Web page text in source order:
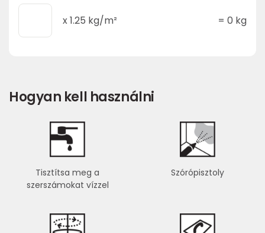
x1.25 kg/m² = 0 kg
Hogyan kell használni
Tisztítsa meg a
szerszámokat vízzel
Szórópisztoly